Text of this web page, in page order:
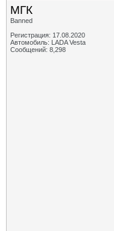
МГК
Banned
Регистрация: 17.08.2020
Автомобиль: LADA Vesta
Сообщений: 8,298